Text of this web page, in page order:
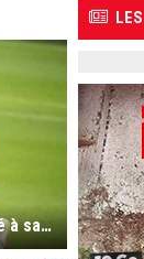
CAN-2021: le départ des Verts pour Douala décalé à samedi